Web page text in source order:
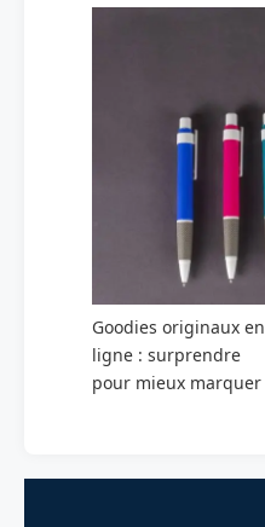
Goodies originaux en
ligne : surprendre
pour mieux marquer